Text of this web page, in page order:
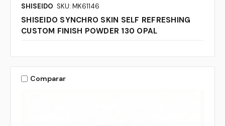
SHISEIDO SKU: MK61146
SHISEIDO SYNCHRO SKIN SELF REFRESHING
CUSTOM FINISH POWDER 130 OPAL
Comparar